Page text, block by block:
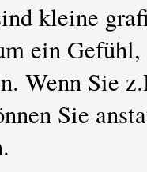
kleine
ein
Wenn Sie
Sie